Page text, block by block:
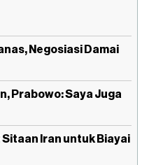
Negosiasi Damai
Prabowo: Saya Juga
Iran untuk Biayai